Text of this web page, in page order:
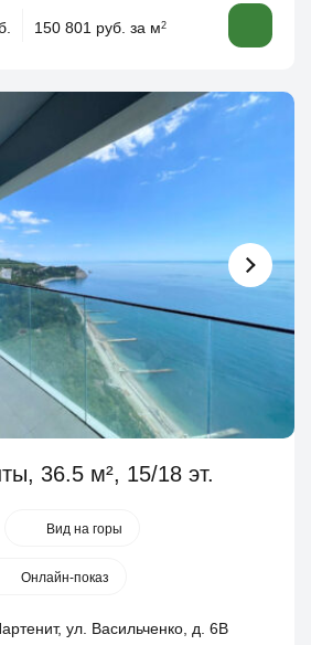
150 801 руб. за м2
36.5 м², 15/18 эт.
Вид на горы
Онлайн-показ
ул. Васильченко, д. 6В